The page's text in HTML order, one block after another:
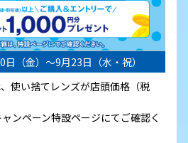
（金）～9月23日（水・祝）
使い捨てレンズが店頭価格（税
ンペーン特設ページにてご確認く